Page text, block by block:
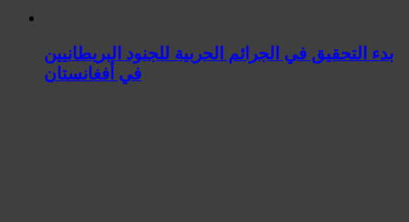
بدء التحقيق في الجرائم الحربیة للجنود البريطانيین
في أفغانستان